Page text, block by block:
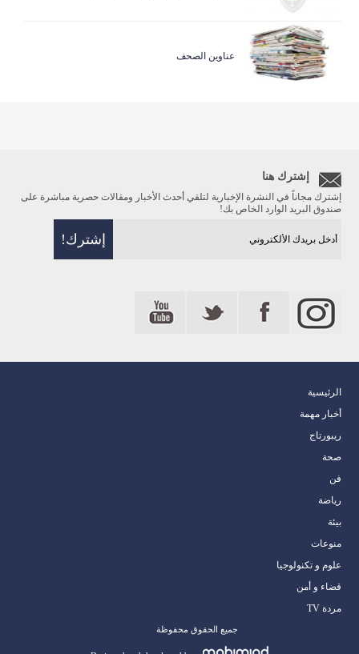
عناوين الصحف
إشترك هنا
إشترك مجاناً في النشرة الإخبارية لتلقي أحدث الأخبار ومقالات حصرية مباشرة على
صندوق البريد الوارد الخاص بك!
الرئيسية
أخبار مهمة
ريبورتاج
صحة
فن
رياضة
بيئة
منوعات
علوم و تكنولوجيا
قضاء و أمن
مردة TV
جميع الحقوق محفوظة